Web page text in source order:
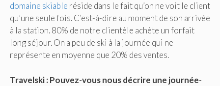
domaine skiable réside dans le fait qu’on ne voit le client
qu’une seule fois. C’est-à-dire au moment de son arrivée
à la station. 80% de notre clientèle achète un forfait
long séjour. On a peu de ski à la journée qui ne
représente en moyenne que 20% des ventes.
Travelski : Pouvez-vous nous décrire une journée-